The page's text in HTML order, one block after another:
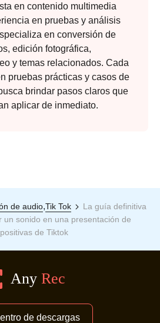
en contenido multimedia
en pruebas y análisis
en conversión de
edición fotográfica,
y temas relacionados. Cada
pruebas prácticas y casos de
brindar pasos claros que
aplicar de inmediato.
de audio,Tik Tok
La guía definitiva
un sonido en una presentación de
de Tiktok
de descargas